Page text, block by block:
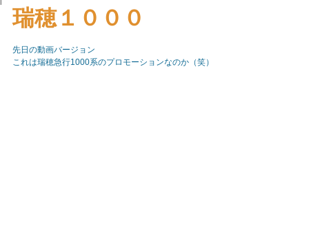
瑞穂１０００
先日の動画バージョン
これは瑞穂急行1000系のプロモーションなのか（笑）